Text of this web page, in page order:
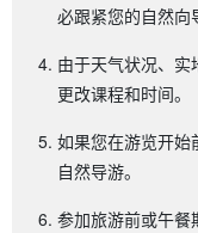
必跟紧您的自然向
由于天气状况、
更改课程和时间。
如果您在游览开始
自然导游。
参加旅游前或午餐